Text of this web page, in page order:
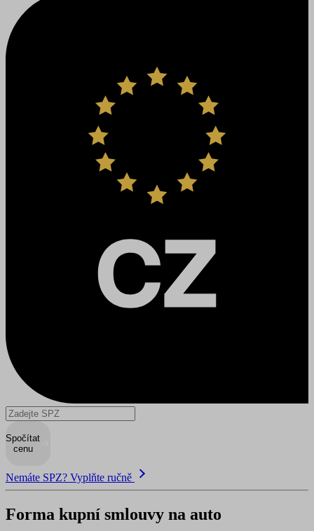
Spočítat
cenu
Nemáte SPZ? Vyplňte ručně
Forma kupní smlouvy na auto